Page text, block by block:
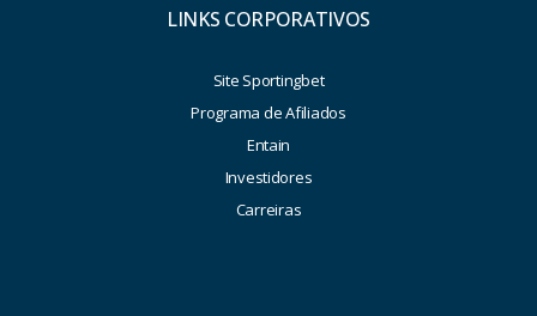
LINKS CORPORATIVOS
Site Sportingbet
Programa de Afiliados
Entain
Investidores
Carreiras